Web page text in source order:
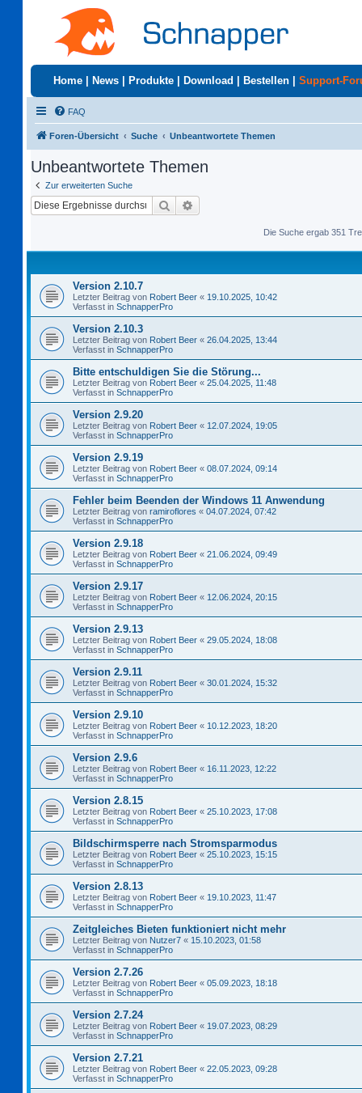
Home News Produkte Download Bestellen Support-
FAQ
Foren-Übersicht Suche Unbeantwortete Themen
Unbeantwortete Themen
Zur erweiterten Suche
Suche
Die Suche ergab 351
Version 2.10.7
Letzter Beitrag von Robert Beer « 19.10.2025, 10:42
Verfasst in SchnapperPro
Version 2.10.3
Letzter Beitrag von Robert Beer « 26.04.2025, 13:44
Verfasst in SchnapperPro
Bitte entschuldigen Sie die Störung...
Letzter Beitrag von Robert Beer « 25.04.2025, 11:48
Verfasst in SchnapperPro
Version 2.9.20
Letzter Beitrag von Robert Beer « 12.07.2024, 19:05
Verfasst in SchnapperPro
Version 2.9.19
Letzter Beitrag von Robert Beer « 08.07.2024, 09:14
Verfasst in SchnapperPro
Fehler beim Beenden der Windows 11 Anwendung
Letzter Beitrag von ramiroflores « 04.07.2024, 07:42
Verfasst in SchnapperPro
Version 2.9.18
Letzter Beitrag von Robert Beer « 21.06.2024, 09:49
Verfasst in SchnapperPro
Version 2.9.17
Letzter Beitrag von Robert Beer « 12.06.2024, 20:15
Verfasst in SchnapperPro
Version 2.9.13
Letzter Beitrag von Robert Beer « 29.05.2024, 18:08
Verfasst in SchnapperPro
Version 2.9.11
Letzter Beitrag von Robert Beer « 30.01.2024, 15:32
Verfasst in SchnapperPro
Version 2.9.10
Letzter Beitrag von Robert Beer « 10.12.2023, 18:20
Verfasst in SchnapperPro
Version 2.9.6
Letzter Beitrag von Robert Beer « 16.11.2023, 12:22
Verfasst in SchnapperPro
Version 2.8.15
Letzter Beitrag von Robert Beer « 25.10.2023, 17:08
Verfasst in SchnapperPro
Bildschirmsperre nach Stromsparmodus
Letzter Beitrag von Robert Beer « 25.10.2023, 15:15
Verfasst in SchnapperPro
Version 2.8.13
Letzter Beitrag von Robert Beer « 19.10.2023, 11:47
Verfasst in SchnapperPro
Zeitgleiches Bieten funktioniert nicht mehr
Letzter Beitrag von Nutzer7 « 15.10.2023, 01:58
Verfasst in SchnapperPro
Version 2.7.26
Letzter Beitrag von Robert Beer « 05.09.2023, 18:18
Verfasst in SchnapperPro
Version 2.7.24
Letzter Beitrag von Robert Beer « 19.07.2023, 08:29
Verfasst in SchnapperPro
Version 2.7.21
Letzter Beitrag von Robert Beer « 22.05.2023, 09:28
Verfasst in SchnapperPro